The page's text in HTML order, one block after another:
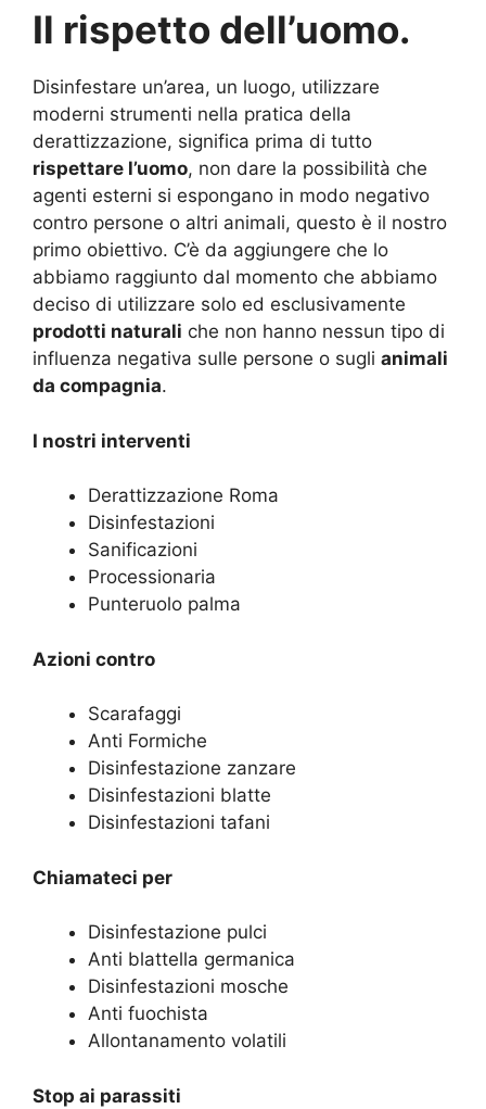
Il rispetto dell’uomo.
Disinfestare un’area, un luogo, utilizzare
moderni strumenti nella pratica della
derattizzazione, significa prima di tutto
rispettare l’uomo, non dare la possibilità che
agenti esterni si espongano in modo negativo
contro persone o altri animali, questo è il nostro
primo obiettivo. C’è da aggiungere che lo
abbiamo raggiunto dal momento che abbiamo
deciso di utilizzare solo ed esclusivamente
prodotti naturali che non hanno nessun tipo di
influenza negativa sulle persone o sugli animali
da compagnia.
I nostri interventi
Derattizzazione Roma
Disinfestazioni
Sanificazioni
Processionaria
Punteruolo palma
Azioni contro
Scarafaggi
Anti Formiche
Disinfestazione zanzare
Disinfestazioni blatte
Disinfestazioni tafani
Chiamateci per
Disinfestazione pulci
Anti blattella germanica
Disinfestazioni mosche
Anti fuochista
Allontanamento volatili
Stop ai parassiti